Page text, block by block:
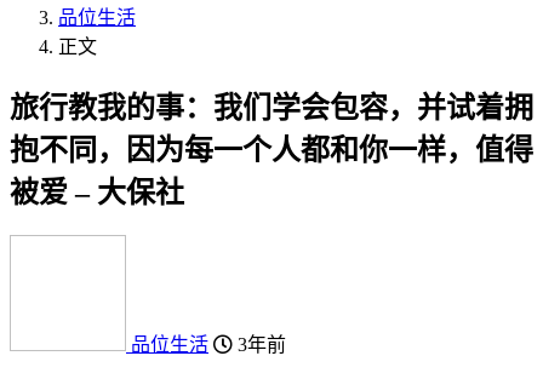
品位生活
正文
旅行教我的事：我们学会包容，并试着拥
抱不同，因为每一个人都和你一样，值得
被爱 – 大保社
品位生活 3年前